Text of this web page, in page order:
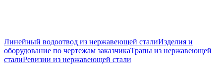
Линейный водоотвод из нержавеющей сталиИзделия и
оборудование по чертежам заказчикаТрапы из нержавеющей
сталиРевизии из нержавеющей стали